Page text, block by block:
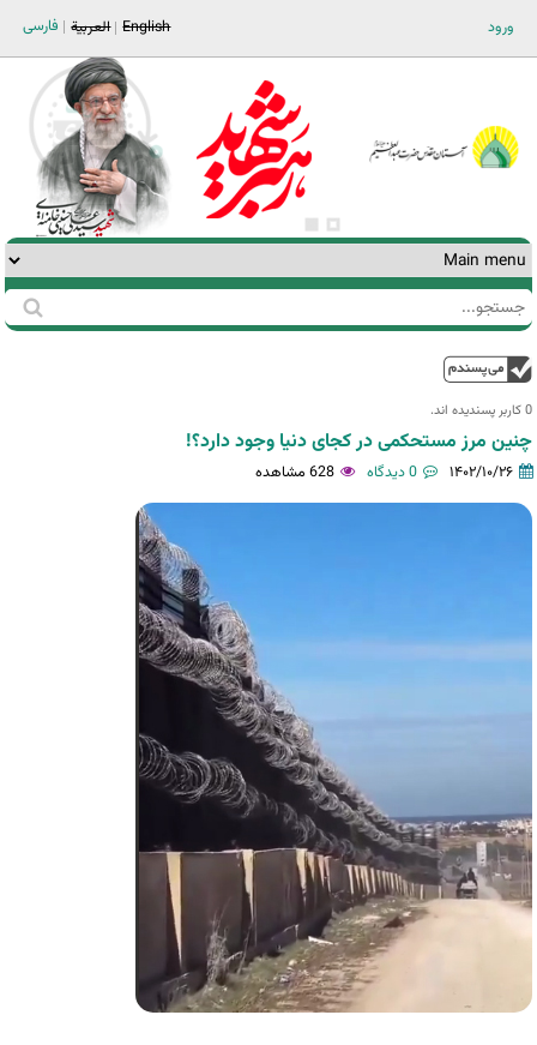
ورود فارسی العربية English
فرم
جستجو
جستجو
0 کاربر پسندیده اند.‎
چنین مرز مستحکمی در کجای دنیا وجود دارد؟!
۱۴۰۲/۱۰/۲۶ 0 دیدگاه 628 مشاهده